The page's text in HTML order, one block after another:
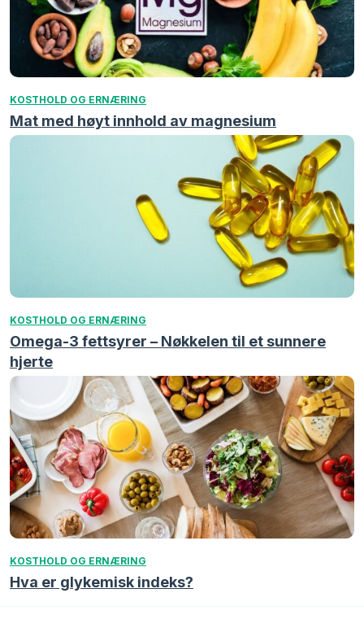
KOSTHOLD OG ERNÆRING
Mat med høyt innhold av magnesium
KOSTHOLD OG ERNÆRING
Omega-3 fettsyrer – Nøkkelen til et sunnere
hjerte
KOSTHOLD OG ERNÆRING
Hva er glykemisk indeks?